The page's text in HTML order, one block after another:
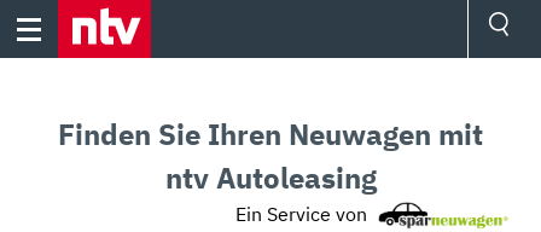
Skip
Finden Sie Ihren Neuwagen mit
ntv Autoleasing
Ein Service von